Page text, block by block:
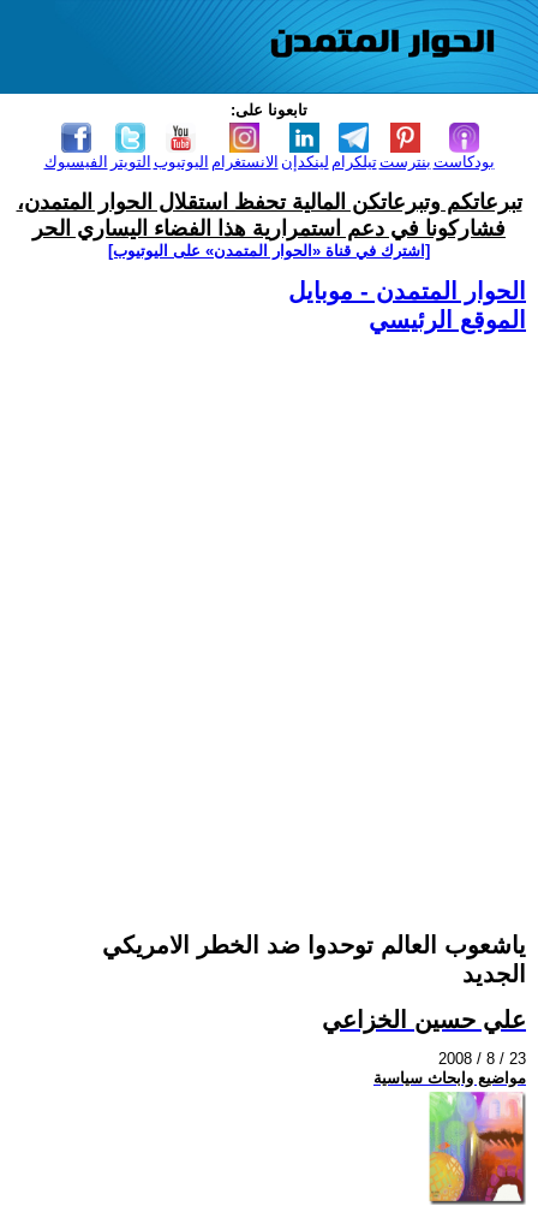
تابعونا على:
الفيسبوك التويتر اليوتيوب الانستغرام لينكدإن تيلكرامبنترست بودكاست
تبرعاتكم وتبرعاتكن المالية تحفظ استقلال الحوار المتمدن،
فشاركونا في دعم استمرارية هذا الفضاء اليساري الحر
[اشترك في قناة ‫«الحوار المتمدن» على اليوتيوب]
الحوار المتمدن - موبايل
الموقع الرئيسي
ياشعوب العالم توحدوا ضد الخطر الامريكي
الجديد
علي حسين الخزاعي
2008 / 8 / 23
مواضيع وابحاث سياسية